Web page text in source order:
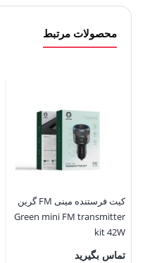
محصولات مرتبط
کیت فرستنده مینی FM گرین
Green mini FM transmitter
kit 42W
تماس بگیرید